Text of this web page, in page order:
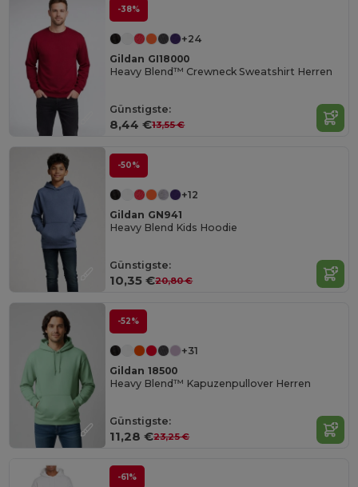
-38%
+24
Gildan GI18000
Heavy Blend™ Crewneck Sweatshirt Herren
Günstigste:
8,44 €13,55 €
-50%
+12
Gildan GN941
Heavy Blend Kids Hoodie
Günstigste:
10,35 €20,80 €
-52%
+31
Gildan 18500
Heavy Blend™ Kapuzenpullover Herren
Günstigste:
11,28 €23,25 €
-61%